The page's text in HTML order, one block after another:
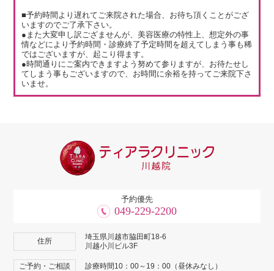
■予約時間より遅れてご来院された場合、お待ち頂くことがござ
いますのでご了承下さい。
●また大変申し訳ござませんが、美容医療の特性上、想定外の事
情などにより予約時間・診療終了予定時間を超えてしまう事も稀
ではございますが、起こり得ます。
●時間通りにご案内できますよう努めて参りますが、お待たせし
てしまう事もございますので、お時間に余裕を持ってご来院下さ
いませ。
予約優先
049-229-2200
住所
埼玉県川越市脇田町18-6
川越小川ビル3F
ご予約・ご相談 診療時間10：00～19：00（昼休みなし）